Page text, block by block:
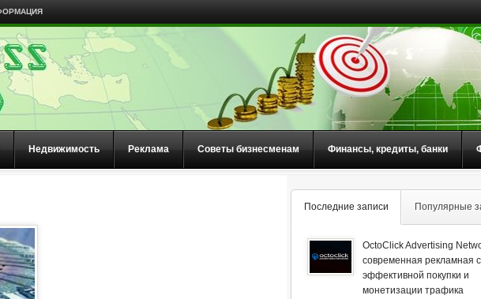
Недвижимость Реклама Советы бизнесменам Финансы, кредиты, банки
Последние записи Популярные
OctoClick Advertising
современная рекламная
эффективной покупки и
монетизации трафика